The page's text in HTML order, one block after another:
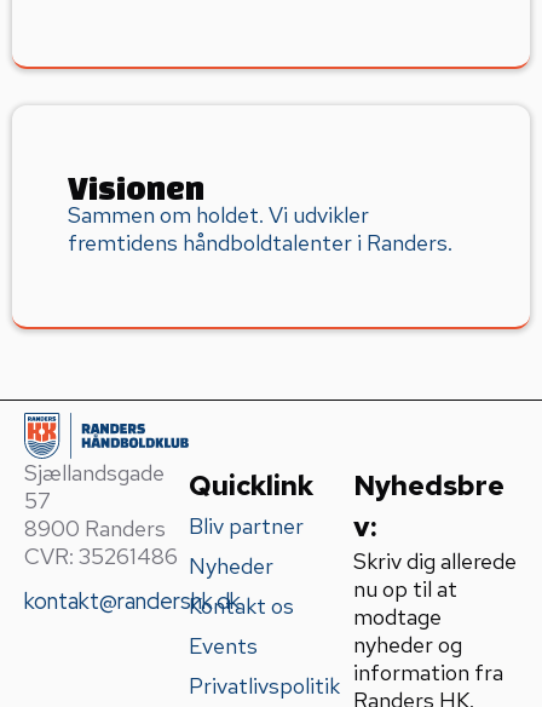
Visionen
Sammen om holdet. Vi udvikler
fremtidens håndboldtalenter i Randers.
Sjællandsgade
57
8900 Randers
CVR: 35261486
kontakt@randershk.dk
Quicklink
Bliv partner
Nyheder
Kontakt os
Events
Privatlivspolitik
Nyhedsbre
v:
Skriv dig allerede
nu op til at
modtage
nyheder og
information fra
Randers HK.